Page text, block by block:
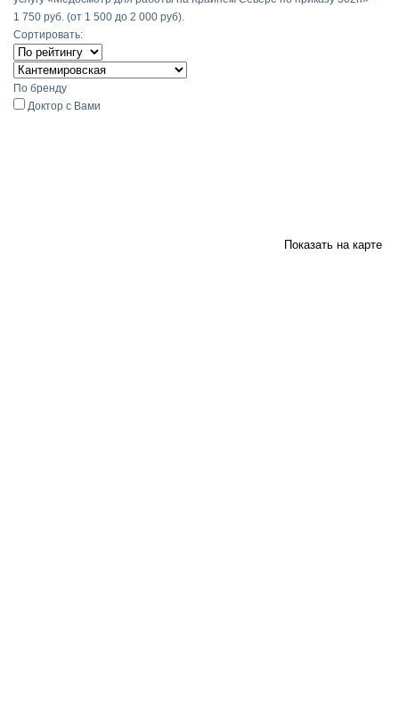
1 750 руб. (от 1 500 до 2 000 руб).
Сортировать:
По бренду
Доктор с Вами
Показать на карте